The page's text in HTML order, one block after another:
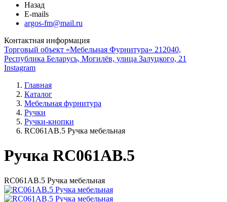
Назад
E-mails
argos-fm@mail.ru
Контактная информация
Торговый объект «Мебельная Фурнитура» 212040,
Республика Беларусь, Могилёв, улица Залуцкого, 21
Instagram
Главная
Каталог
Мебельная фурнитура
Ручки
Ручки-кнопки
RC061AB.5 Ручка мебельная
Ручка RC061AB.5
RC061AB.5 Ручка мебельная